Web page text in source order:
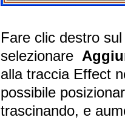
Fare clic destro
selezionare
alla traccia Effect
possibile
trascinando, e